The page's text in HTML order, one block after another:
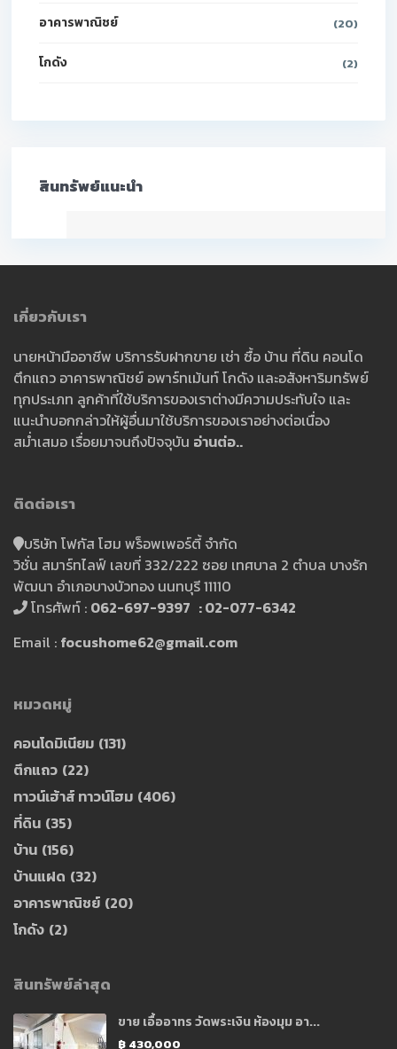
อาคารพาณิชย์ (20)
โกดัง (2)
สินทรัพย์แนะนำ
เกี่ยวกับเรา
นายหน้ามืออาชีพ บริการรับฝากขาย เช่า ซื้อ บ้าน ที่ดิน คอนโด
ตึกแถว อาคารพาณิชย์ อพาร์ทเม้นท์ โกดัง และอสังหาริมทรัพย์
ทุกประเภท ลูกค้าที่ใช้บริการของเราต่างมีความประทับใจ และ
แนะนำบอกกล่าวให้ผู้อื่นมาใช้บริการของเราอย่างต่อเนื่อง
สม่ำเสมอ เรื่อยมาจนถึงปัจจุบัน อ่านต่อ..
ติดต่อเรา
บริษัท โฟกัส โฮม พร็อพเพอร์ตี้ จำกัด
วิชั่น สมาร์ทไลฟ์ เลขที่ 332/222 ซอย เทศบาล 2 ตำบล บางรัก
พัฒนา อำเภอบางบัวทอง นนทบุรี 11110
โทรศัพท์ : 062-697-9397 : 02-077-6342
Email : focushome62@gmail.com
หมวดหมู่
คอนโดมิเนียม (131)
ตึกแถว (22)
ทาวน์เฮ้าส์ ทาวน์โฮม (406)
ที่ดิน (35)
บ้าน (156)
บ้านแฝด (32)
อาคารพาณิชย์ (20)
โกดัง (2)
สินทรัพย์ล่าสุด
ขาย เอื้ออาทร วัดพระเงิน ห้องมุม อา...
฿ 430,000